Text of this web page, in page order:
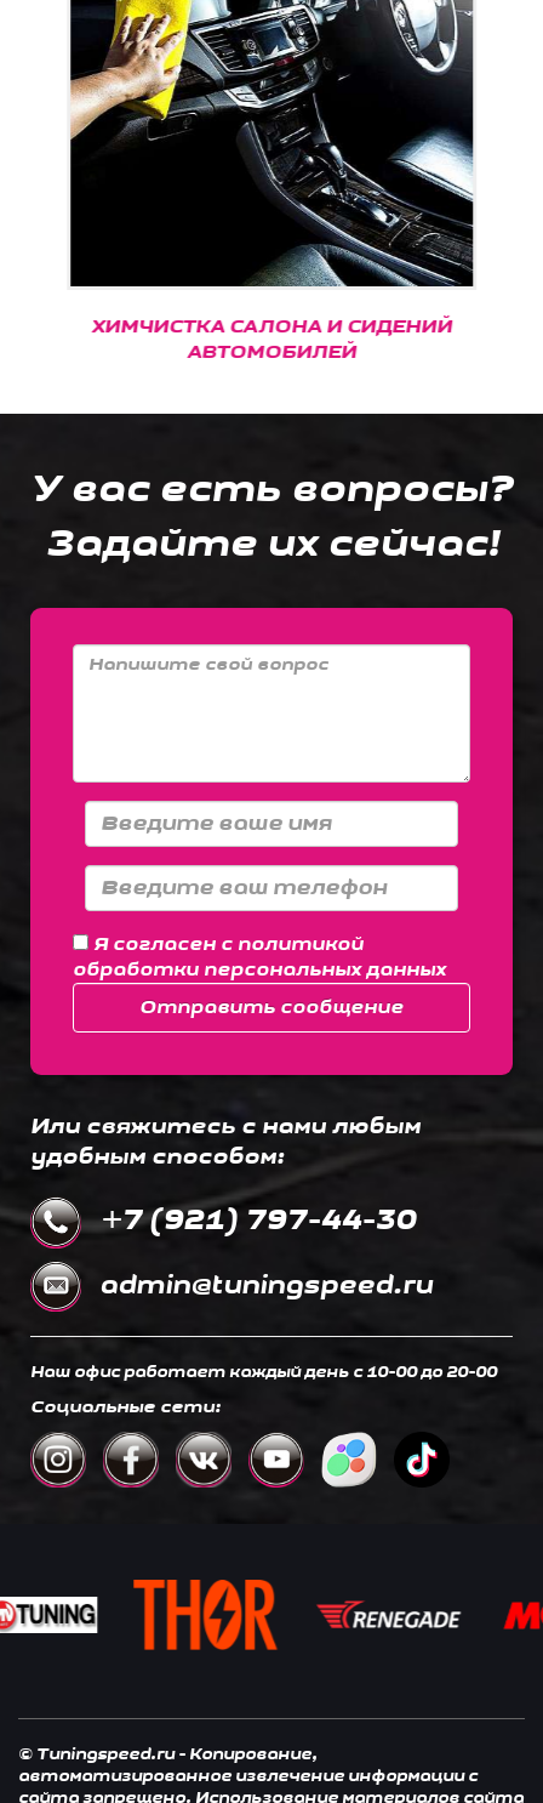
ХИМЧИСТКА САЛОНА И СИДЕНИЙ
АВТОМОБИЛЕЙ
У вас есть вопросы?
Задайте их сейчас!
Я согласен с политикой
обработки персональных данных
Отправить сообщение
Или свяжитесь с нами любым
удобным способом:
+7 (921) 797-44-30
admin@tuningspeed.ru
Наш офис работает каждый день c 10-00 до 20-00
Социальные сети:
© Tuningspeed.ru - Копирование,
автоматизированное извлечение информации с
сайта запрещено. Использование материалов сайта